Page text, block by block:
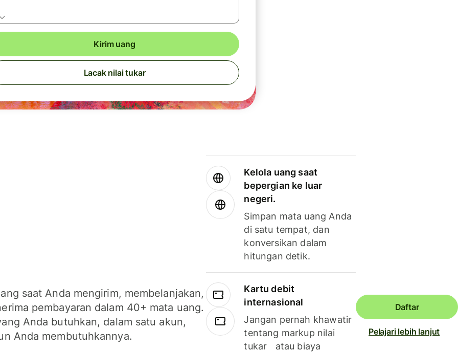
Kirim uang
Lacak nilai tukar
saat Anda mengirim, membelanjakan,
pembayaran dalam 40+ mata uang.
Anda butuhkan, dalam satu akun,
Anda membutuhkannya.
Kelola uang saat
bepergian ke luar
negeri.
Simpan mata uang Anda
di satu tempat, dan
konversikan dalam
hitungan detik.
Kartu debit
internasional
Jangan pernah khawatir
tentang markup nilai
tukar atau biaya
Daftar
Pelajari lebih lanjut